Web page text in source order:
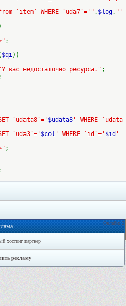
`item` WHERE `uda7`='" . $log. "'
;
$qi))
вас недостаточно ресурса." ;
`udata8`=' $udata8 ' WHERE `udata
`uda3`=' $col ' WHERE `id`=' $id '
;
Онлайн: 2
хостинг партнер
рекламу